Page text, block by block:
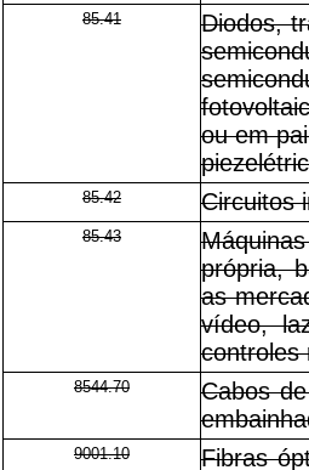
85.41
Diodos,
ou em
85.42 Circuitos
85.43
própria,
as
vídeo,
controles
8544.70
Cabos
9001.10 Fibras